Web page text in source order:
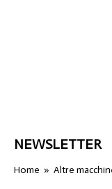
NEWSLETTER
Home »Altre